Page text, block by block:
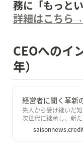
詳細はこちら→
CEOへのイ
年）
先人から受け継いだ
次世代に継承し、新
り、さらなる革新へと
く。 そんなリーダー
イドストーリーをご